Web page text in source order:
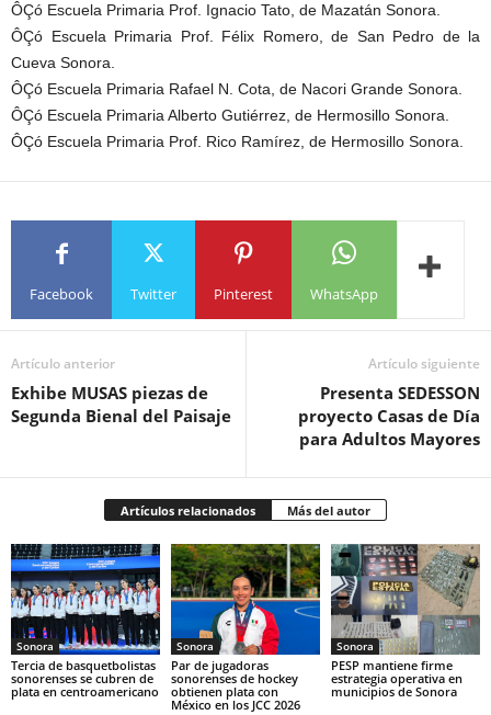
ÔÇó Escuela Primaria Prof. Ignacio Tato, de Mazatán Sonora.
ÔÇó Escuela Primaria Prof. Félix Romero, de San Pedro de la
Cueva Sonora.
ÔÇó Escuela Primaria Rafael N. Cota, de Nacori Grande Sonora.
ÔÇó Escuela Primaria Alberto Gutiérrez, de Hermosillo Sonora.
ÔÇó Escuela Primaria Prof. Rico Ramírez, de Hermosillo Sonora.
Facebook Twitter Pinterest WhatsApp
Artículo anterior
Exhibe MUSAS piezas de
Segunda Bienal del Paisaje
Artículo siguiente
Presenta SEDESSON
proyecto Casas de Día
para Adultos Mayores
Artículos relacionados Más del autor
Sonora
Tercia de basquetbolistas
sonorenses se cubren de
plata en centroamericano
Sonora
Par de jugadoras
sonorenses de hockey
obtienen plata con
México en los JCC 2026
Sonora
PESP mantiene firme
estrategia operativa en
municipios de Sonora